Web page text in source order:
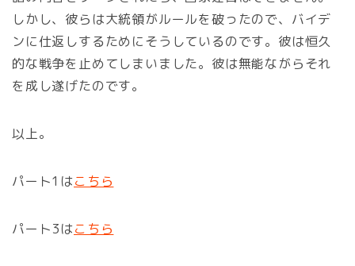
しかし、彼らは大統領がルールを破ったので、バイデ
ンに仕返しするためにそうしているのです。彼は恒久
的な戦争を止めてしまいました。彼は無能ながらそれ
を成し遂げたのです。
以上。
パート1はこちら
パート3はこちら